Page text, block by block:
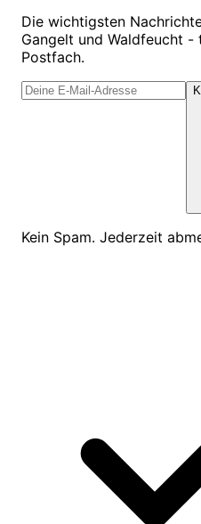
Die wichtigsten
Gangelt und Waldfeucht -
Postfach.
Kein Spam. Jederzeit